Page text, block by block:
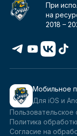
При
на
2018 –
Мобильное
Для iOS и
Пользовательское
Политика
Согласие на